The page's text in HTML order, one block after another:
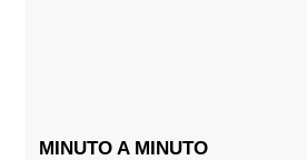
MINUTO A MINUTO